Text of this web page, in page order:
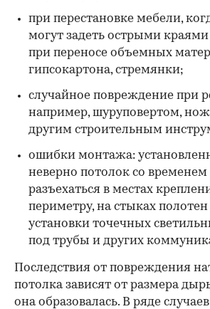
при перестановке мебели,
могут задеть острыми
при переносе объемных
гипсокартона, стремянки;
случайное повреждение при
например, шуруповертом,
другим строительным
ошибки монтажа:
неверно потолок со
разъехаться в местах
периметру, на стыках
установки точечных
под трубы и других
Последствия от повреждения
потолка зависят от размера
она образовалась. В ряде